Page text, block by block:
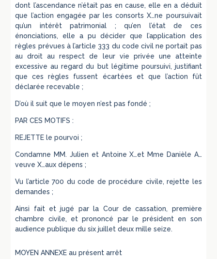
dont l’ascendance n’était pas en cause, elle en a déduit
que l’action engagée par les consorts X…ne poursuivait
qu’un intérêt patrimonial ; qu’en l’état de ces
énonciations, elle a pu décider que l’application des
règles prévues à l’article 333 du code civil ne portait pas
au droit au respect de leur vie privée une atteinte
excessive au regard du but légitime poursuivi, justifiant
que ces règles fussent écartées et que l’action fût
déclarée recevable ;
D’où il suit que le moyen n’est pas fondé ;
PAR CES MOTIFS :
REJETTE le pourvoi ;
Condamne MM. Julien et Antoine X…et Mme Danièle A…
veuve X…aux dépens ;
Vu l’article 700 du code de procédure civile, rejette les
demandes ;
Ainsi fait et jugé par la Cour de cassation, première
chambre civile, et prononcé par le président en son
audience publique du six juillet deux mille seize.
MOYEN ANNEXE au présent arrêt